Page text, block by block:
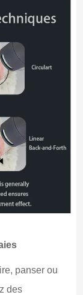
panser ou
des